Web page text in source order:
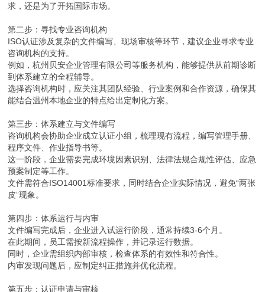
求，还是为了开拓国际市场。
第二步：寻找专业咨询机构
ISO认证涉及复杂的文件编写、现场审核等环节，建议企业寻求专业
咨询机构的支持。
例如，杭州贝安企业管理有限公司等服务机构，能够提供从前期诊断
到体系建立的全程辅导。
选择咨询机构时，应关注其团队经验、行业案例和合作资源，确保其
能结合温州本地企业的特点给出定制化方案。
第三步：体系建立与文件编写
咨询机构会协助企业成立认证小组，梳理现有流程，编写管理手册、
程序文件、作业指导书等。
这一阶段，企业需要完成环境因素识别、法律法规合规性评估、应急
预案制定等工作。
文件需符合ISO14001标准要求，同时结合企业实际情况，避免“两张
皮”现象。
第四步：体系运行与内审
文件编写完成后，企业进入试运行阶段，通常持续3-6个月。
在此期间，员工需按新流程操作，并记录运行数据。
同时，企业需组织内部审核，检查体系的有效性和符合性。
内审发现问题后，应制定纠正措施并优化流程。
第五步：认证申请与审核